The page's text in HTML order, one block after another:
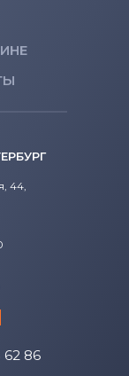
44,
62 86